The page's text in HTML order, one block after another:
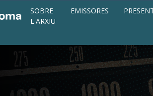
SOBRE
L'ARXIU
EMISSORES